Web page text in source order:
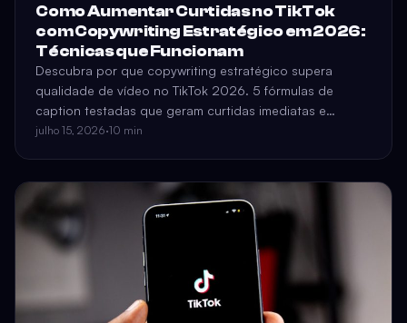
Como Aumentar Curtidas no TikTok
com Copywriting Estratégico em 2026:
Técnicas que Funcionam
Descubra por que copywriting estratégico supera
qualidade de vídeo no TikTok 2026. 5 fórmulas de
caption testadas que geram curtidas imediatas e
derrubam shadowban.
julho 15, 2026·10 min